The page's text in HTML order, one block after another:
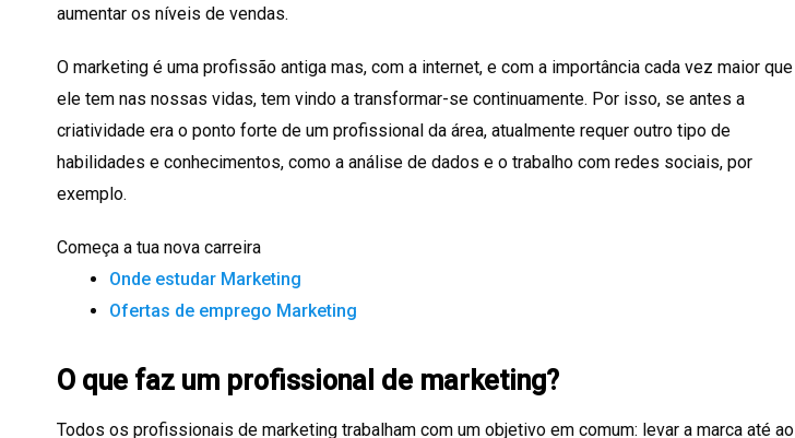
aumentar os níveis de vendas.
O marketing é uma profissão antiga mas, com a internet, e com a importância cada vez maior que
ele tem nas nossas vidas, tem vindo a transformar-se continuamente. Por isso, se antes a
criatividade era o ponto forte de um profissional da área, atualmente requer outro tipo de
habilidades e conhecimentos, como a análise de dados e o trabalho com redes sociais, por
exemplo.
Começa a tua nova carreira
Onde estudar Marketing
Ofertas de emprego Marketing
O que faz um profissional de marketing?
Todos os profissionais de marketing trabalham com um objetivo em comum: levar a marca até ao